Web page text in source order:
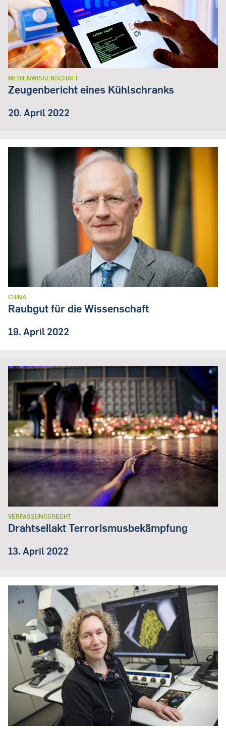
MEDIENWISSENSCHAFT
Zeugenbericht eines Kühlschranks
20. April 2022
CHINA
Raubgut für die Wissenschaft
19. April 2022
VERFASSUNGSRECHT
Drahtseilakt Terrorismusbekämpfung
13. April 2022